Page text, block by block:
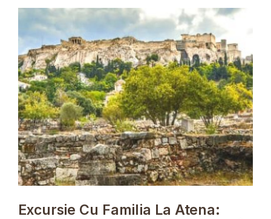
Excursie Cu Familia La Atena: